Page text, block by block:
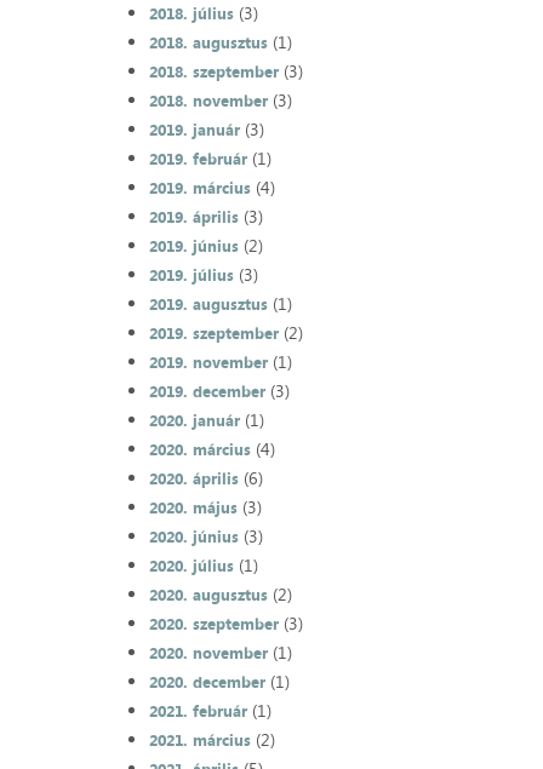
2018. július(3)
2018. augusztus(1)
2018. szeptember(3)
2018. november(3)
2019. január(3)
2019. február(1)
2019. március(4)
2019. április(3)
2019. június(2)
2019. július(3)
2019. augusztus(1)
2019. szeptember(2)
2019. november(1)
2019. december(3)
2020. január(1)
2020. március(4)
2020. április(6)
2020. május(3)
2020. június(3)
2020. július(1)
2020. augusztus(2)
2020. szeptember(3)
2020. november(1)
2020. december(1)
2021. február(1)
2021. március(2)